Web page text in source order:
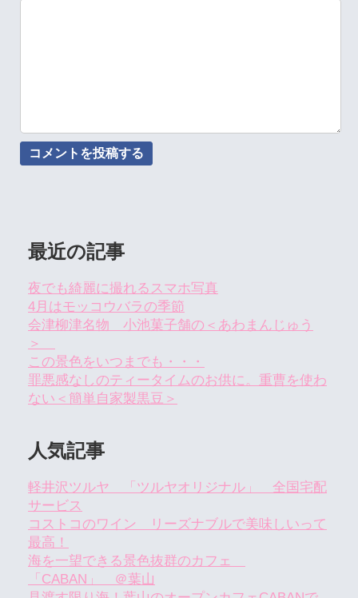
最近の記事
夜でも綺麗に撮れるスマホ写真
4月はモッコウバラの季節
会津柳津名物 小池菓子舗の＜あわまんじゅう
＞
この景色をいつまでも・・・
罪悪感なしのティータイムのお供に。重曹を使わ
ない＜簡単自家製黒豆＞
人気記事
軽井沢ツルヤ 「ツルヤオリジナル」 全国宅配
サービス
コストコのワイン リーズナブルで美味しいって
最高！
海を一望できる景色抜群のカフェ
「CABAN」 ＠葉山